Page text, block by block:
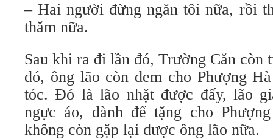
– Hai người đừng ngăn tôi nữa, rồi
thăm nữa.
Sau khi ra đi lần đó, Trường Căn còn
đó, ông lão còn đem cho Phượng
tóc. Đó là lão nhặt được đấy, lão
ngực áo, dành để tặng cho
không còn gặp lại được ông lão nữa.